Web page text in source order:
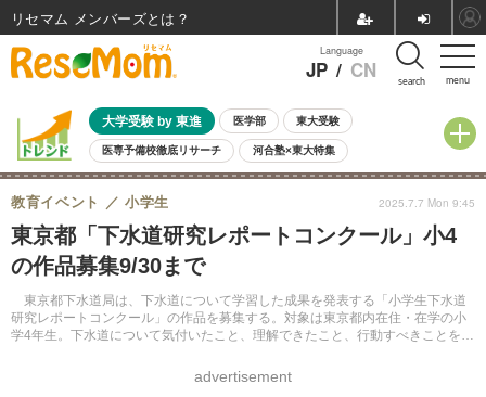
menu
Language
JP / CN search
大学受験 by 東進 医学部 東大受験
医専予備校徹底リサーチ 河合塾×東大特集
親子で考える大学選び 高校受験 中学受験 小学校受験
共通テスト 夏休み
8月開催イベント・WS 全国公立高校 過去問 人気記事
自由研究教材（小学生向け） 自由研究教材（中学生向け）
東京都「下水道研究レポートコンクール」小4
の作品募集9/30まで
東京都下水道局は、下水道について学習した成果を発表する「小学生下水道
研究レポートコンクール」の作品を募集する。対象は東京都内在住・在学の小
学4年生。下水道について気付いたこと、理解できたこと、行動すべきことを、
教育イベント 小学生
advertisement
2025.7.7 Mon 9:45
リセマム メンバーズ